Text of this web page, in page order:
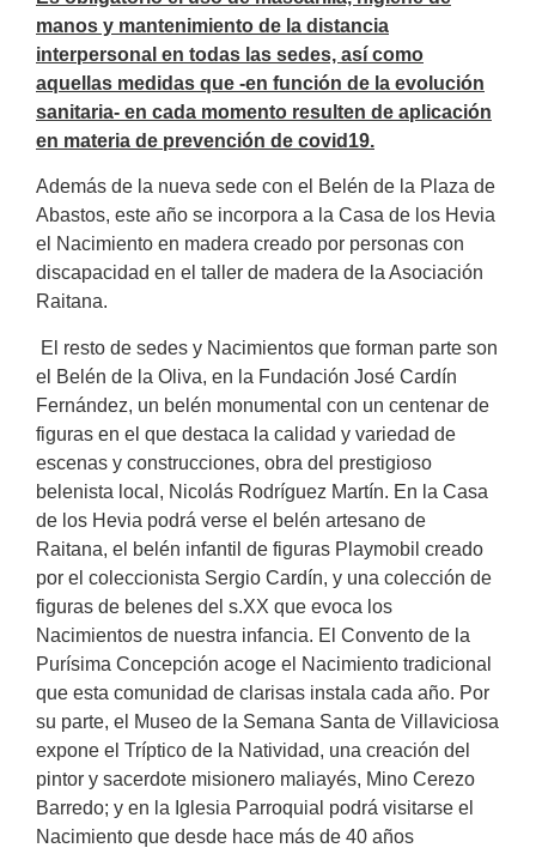
manos y mantenimiento de la distancia
interpersonal en todas las sedes, así como
aquellas medidas que -en función de la evolución
sanitaria- en cada momento resulten de aplicación
en materia de prevención de covid19.
Además de la nueva sede con el Belén de la Plaza de
Abastos, este año se incorpora a la Casa de los Hevia
el Nacimiento en madera creado por personas con
discapacidad en el taller de madera de la Asociación
Raitana.
El resto de sedes y Nacimientos que forman parte son
el Belén de la Oliva, en la Fundación José Cardín
Fernández, un belén monumental con un centenar de
figuras en el que destaca la calidad y variedad de
escenas y construcciones, obra del prestigioso
belenista local, Nicolás Rodríguez Martín. En la Casa
de los Hevia podrá verse el belén artesano de
Raitana, el belén infantil de figuras Playmobil creado
por el coleccionista Sergio Cardín, y una colección de
figuras de belenes del s.XX que evoca los
Nacimientos de nuestra infancia. El Convento de la
Purísima Concepción acoge el Nacimiento tradicional
que esta comunidad de clarisas instala cada año. Por
su parte, el Museo de la Semana Santa de Villaviciosa
expone el Tríptico de la Natividad, una creación del
pintor y sacerdote misionero maliayés, Mino Cerezo
Barredo; y en la Iglesia Parroquial podrá visitarse el
Nacimiento que desde hace más de 40 años